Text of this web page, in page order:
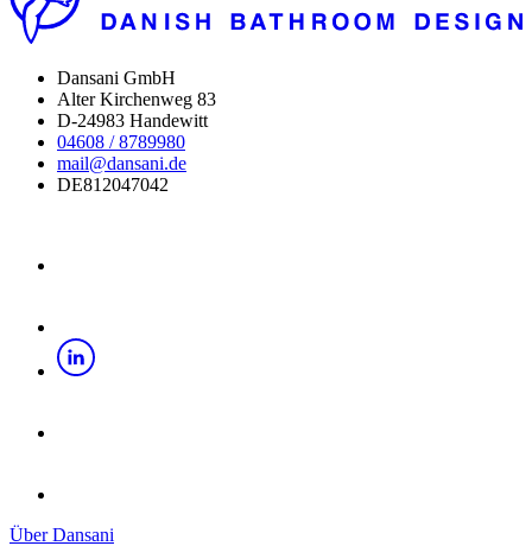
Dansani GmbH
Alter Kirchenweg 83
D-24983 Handewitt
04608 / 8789980
mail@dansani.de
DE812047042
Über Dansani